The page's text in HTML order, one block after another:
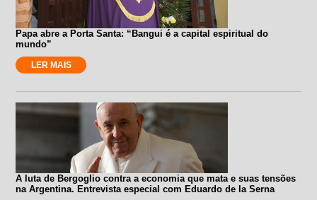
Papa abre a Porta Santa: “Bangui é a capital espiritual do
mundo”
LER MAIS
A luta de Bergoglio contra a economia que mata e suas tensões
na Argentina. Entrevista especial com Eduardo de la Serna